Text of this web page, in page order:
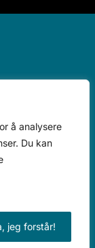
å analysere
Du kan
jeg forstår!